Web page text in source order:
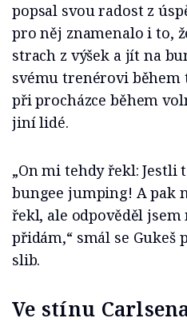
popsal svou radost z
pro něj znamenalo i to,
strach z výšek a jít na
svému trenérovi během
při procházce během
jiní lidé.
„On mi tehdy řekl: Jestli
bungee jumping! A pak
řekl, ale odpověděl jsem
přidám,“ smál se Gukeš
slib.
Ve stínu